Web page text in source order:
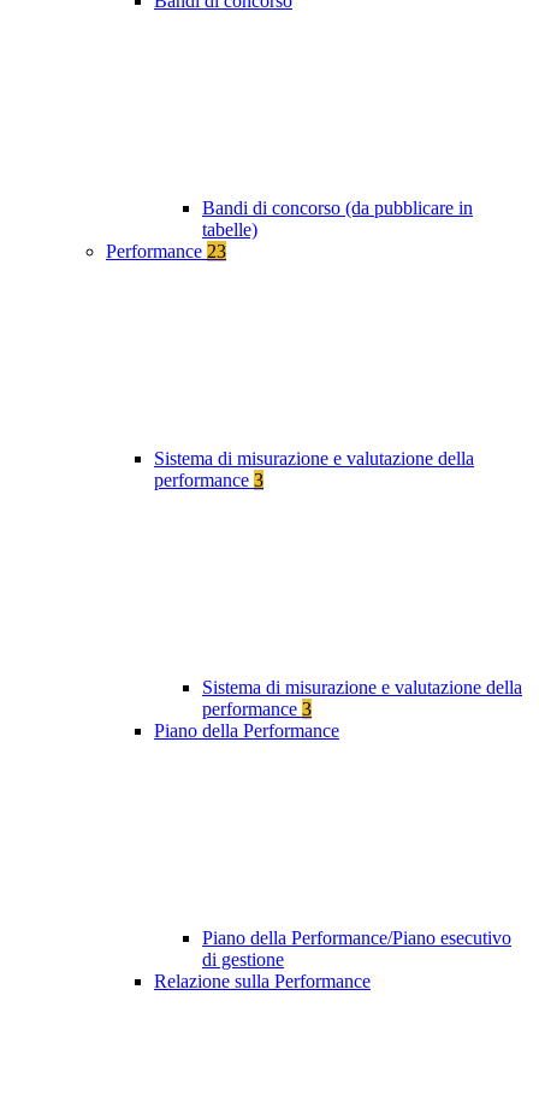
Bandi di concorso (da pubblicare in
tabelle)
Performance 23
Sistema di misurazione e valutazione della
performance 3
Sistema di misurazione e valutazione della
performance 3
Piano della Performance
Piano della Performance/Piano esecutivo
di gestione
Relazione sulla Performance